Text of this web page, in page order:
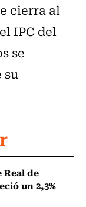
cierra al
IPC del
se
su
de
un 2,3%